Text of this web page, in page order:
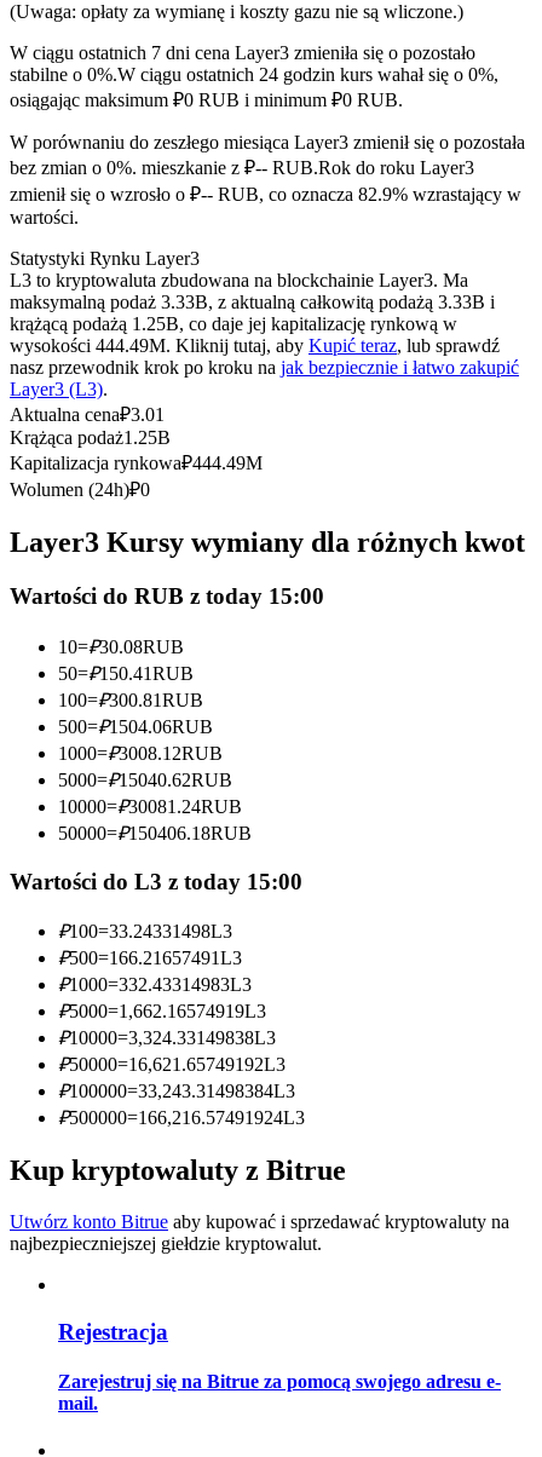
Kontrakty futures wykorzystujące USDC jako zabezpieczenie
Kopiowanie Transakcji
Dołącz do najlepszych traderów
Zostań traderem kopiującym
Ciesz się podziałem zysków i prowizjami z kopiowania
transakcji
Informacja
Analiza Big Data, w tym informacje handlowe itp.
Przewodnik dla początkujących dotyczący kontraktów futures
(Uwaga: opłaty za wymianę i koszty gazu nie są wliczone.)
W ciągu ostatnich 7 dni cena Layer3 zmieniła się o pozostało
stabilne o 0%.W ciągu ostatnich 24 godzin kurs wahał się o 0%,
osiągając maksimum ₽0 RUB i minimum ₽0 RUB.
W porównaniu do zeszłego miesiąca Layer3 zmienił się o pozostała
bez zmian o 0%. mieszkanie z ₽-- RUB.Rok do roku Layer3
zmienił się o wzrosło o ₽-- RUB, co oznacza 82.9% wzrastający w
wartości.
Statystyki Rynku Layer3
L3 to kryptowaluta zbudowana na blockchainie Layer3. Ma
maksymalną podaż 3.33B, z aktualną całkowitą podażą 3.33B i
krążącą podażą 1.25B, co daje jej kapitalizację rynkową w
wysokości 444.49M. Kliknij tutaj, aby Kupić teraz, lub sprawdź
nasz przewodnik krok po kroku na jak bezpiecznie i łatwo zakupić
Layer3 (L3).
Aktualna cena₽3.01
Krążąca podaż1.25B
Kapitalizacja rynkowa₽444.49M
Wolumen (24h)₽0
Layer3 Kursy wymiany dla różnych kwot
Wartości do RUB z today 15:00
10=₽30.08RUB
50=₽150.41RUB
100=₽300.81RUB
500=₽1504.06RUB
1000=₽3008.12RUB
5000=₽15040.62RUB
10000=₽30081.24RUB
50000=₽150406.18RUB
Wartości do L3 z today 15:00
₽100=33.24331498L3
₽500=166.21657491L3
₽1000=332.43314983L3
₽5000=1,662.16574919L3
₽10000=3,324.33149838L3
₽50000=16,621.65749192L3
₽100000=33,243.31498384L3
₽500000=166,216.57491924L3
Kup kryptowaluty z Bitrue
Utwórz konto Bitrue aby kupować i sprzedawać kryptowaluty na
najbezpieczniejszej giełdzie kryptowalut.
Rejestracja
Zarejestruj się na Bitrue za pomocą swojego adresu e-
mail.